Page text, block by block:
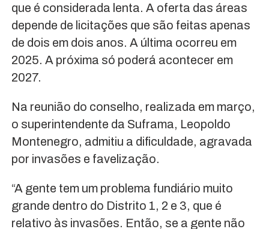
que é considerada lenta. A oferta das áreas
depende de licitações que são feitas apenas
de dois em dois anos. A última ocorreu em
2025. A próxima só poderá acontecer em
2027.
Na reunião do conselho, realizada em março,
o superintendente da Suframa, Leopoldo
Montenegro, admitiu a dificuldade, agravada
por invasões e favelização.
“A gente tem um problema fundiário muito
grande dentro do Distrito 1, 2 e 3, que é
relativo às invasões. Então, se a gente não